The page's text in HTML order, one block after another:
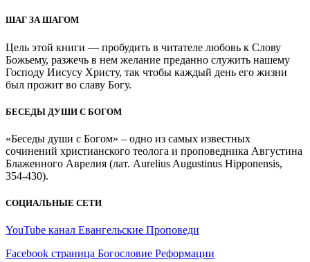
ШАГ ЗА ШАГОМ
Цель этой книги — пробудить в читателе любовь к Слову
Божьему, разжечь в нем желание преданно служить нашему
Господу Иисусу Христу, так чтобы каждый день его жизни
был прожит во славу Богу.
БЕСЕДЫ ДУШИ С БОГОМ
«Беседы души с Богом» – одно из самых известных
сочинений христианского теолога и проповедника Августина
Блаженного Аврелия (лат. Aurelius Augustinus Hipponensis,
354-430).
СОЦИАЛЬНЫЕ СЕТИ
YouTube канал Евангельские Проповеди
Facebook страница Богословие Реформации